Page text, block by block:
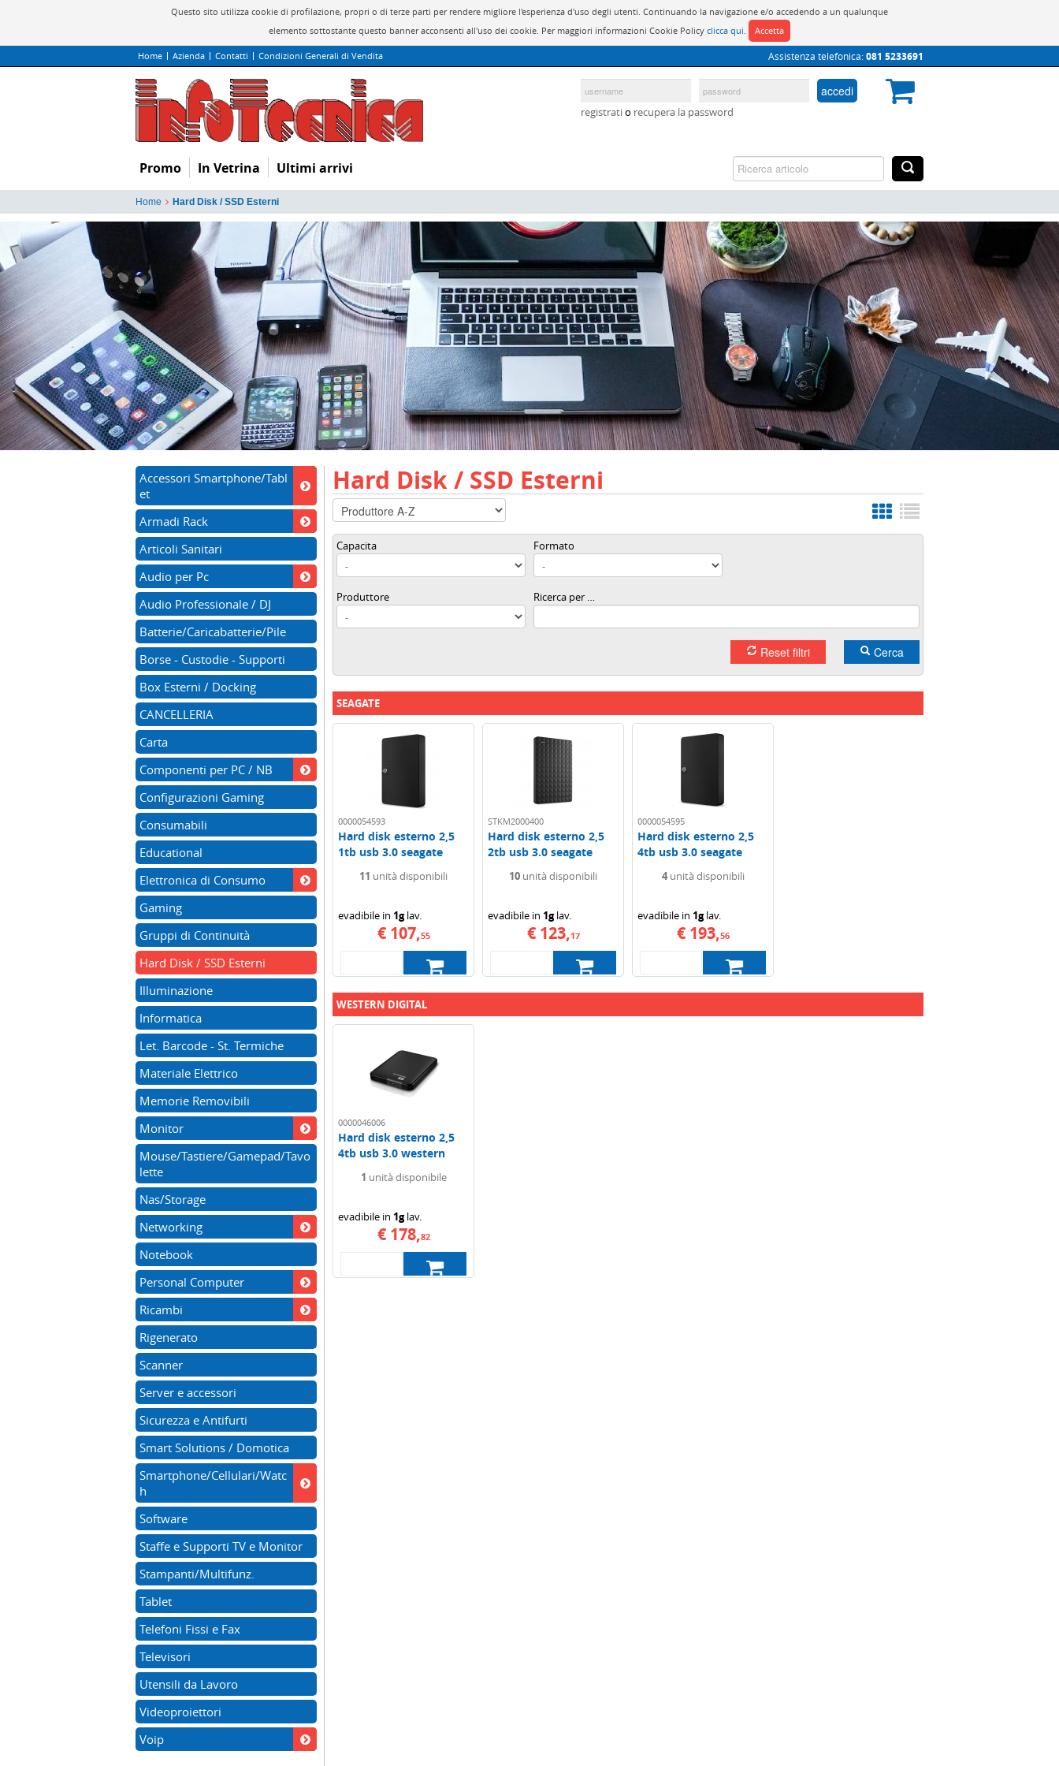
Questo sito utilizza cookie di profilazione, propri o di terze parti per rendere migliore l'esperienza d'uso degli utenti. Continuando la navigazione e/o accedendo a un qualunque
elemento sottostante questo banner acconsenti all'uso dei cookie. Per maggiori informazioni Cookie Policy clicca qui. Accetta
Home Azienda Contatti Condizioni Generali di Vendita Assistenza telefonica:081 5233691
accedi
registratio recupera la password
Promo In Vetrina Ultimi arrivi
Home Hard Disk / SSD Esterni
Hard Disk / SSD Esterni
Capacita Formato
Produttore Ricerca per …
Reset filtri Cerca
SEAGATE
0000054593
Hard disk esterno 2,5
1tb usb 3.0 seagate
11 unità disponibili
evadibile in 1glav.
€ 107,55
STKM2000400
Hard disk esterno 2,5
2tb usb 3.0 seagate
10 unità disponibili
evadibile in 1glav.
€ 123,17
0000054595
Hard disk esterno 2,5
4tb usb 3.0 seagate
4unità disponibili
evadibile in 1glav.
€ 193,56
WESTERN DIGITAL
0000046006
Hard disk esterno 2,5
4tb usb 3.0 western
1 unità disponibile
evadibile in 1glav.
€ 178,82
Accessori Smartphone/Tabl
et
Armadi Rack
Articoli Sanitari
Audio per Pc
Audio Professionale / DJ
Batterie/Caricabatterie/Pile
Borse - Custodie - Supporti
Box Esterni / Docking
CANCELLERIA
Carta
Componenti per PC / NB
Configurazioni Gaming
Consumabili
Educational
Elettronica di Consumo
Gaming
Gruppi di Continuità
Hard Disk / SSD Esterni
Illuminazione
Informatica
Let. Barcode - St. Termiche
Materiale Elettrico
Memorie Removibili
Monitor
Mouse/Tastiere/Gamepad/Tavo
lette
Nas/Storage
Networking
Notebook
Personal Computer
Ricambi
Rigenerato
Scanner
Server e accessori
Sicurezza e Antifurti
Smart Solutions / Domotica
Smartphone/Cellulari/Watc
h
Software
Staffe e Supporti TV e Monitor
Stampanti/Multifunz.
Tablet
Telefoni Fissi e Fax
Televisori
Utensili da Lavoro
Videoproiettori
Voip